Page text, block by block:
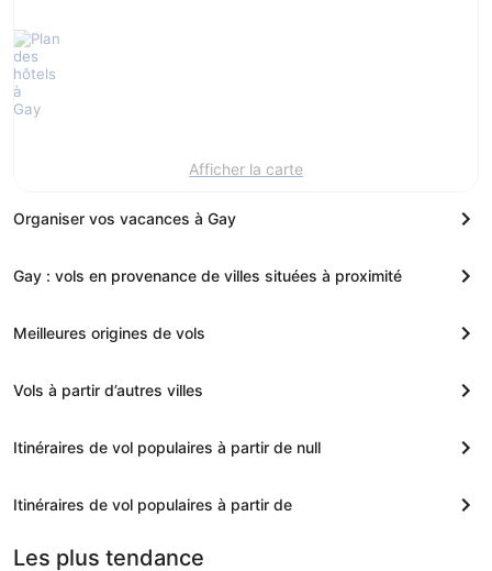
Afficher la carte
Organiser vos vacances à Gay
Gay : vols en provenance de villes situées à proximité
Meilleures origines de vols
Vols à partir d’autres villes
Itinéraires de vol populaires à partir de null
Itinéraires de vol populaires à partir de
Les plus tendance